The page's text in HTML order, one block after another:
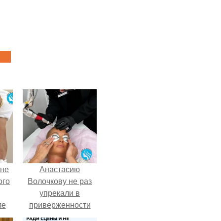
Анастасию
Волочкову не раз
упрекали в
приверженности
устаревшим бьюти -